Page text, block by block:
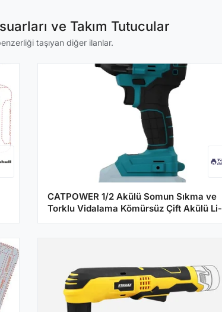
ve Takım Tutucular
taşıyan diğer ilanlar.
CATPOWER 1/2 Akülü Somun Sıkma ve
Torklu Vidalama Kömürsüz Çift Akülü Li-